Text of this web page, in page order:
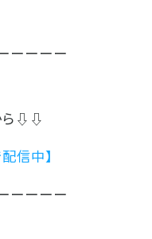
ーーーー
ら⇩⇩
信中】
ーーーー